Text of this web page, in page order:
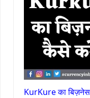
KurKure का